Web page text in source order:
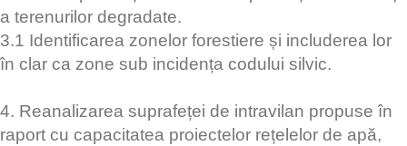
a terenurilor degradate.
3.1 Identificarea zonelor forestiere și includerea lor
în clar ca zone sub incidența codului silvic.
4. Reanalizarea suprafeței de intravilan propuse în
raport cu capacitatea proiectelor rețelelor de apă,